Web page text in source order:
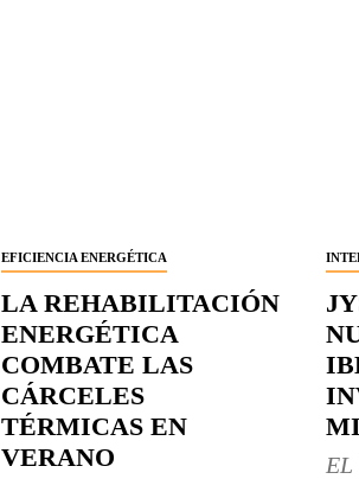
EFICIENCIA ENERGÉTICA
LA REHABILITACIÓN
ENERGÉTICA
COMBATE LAS
CÁRCELES
TÉRMICAS EN
VERANO
EL